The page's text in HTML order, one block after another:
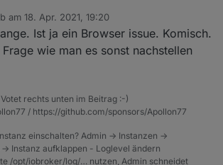
im LXC Container 108 und mein
Testsystem im Container 3108 parallel
Die beiden Systeme haben verschiedene
Sobald ich ioBroker in mein
stoppe läuft ioBroker im
eine Idee in welche Richtung ich
muss, damit ich die beiden Systeme
laufen lassen kan?
Issue:
github.com/ioBroker/ioBroker.admin/issues
am 18. Apr. 2021, 19:20
editiert von
Ist ja ein Browser issue. Komisch.
wie man es sonst nachstellen
rechts unten im Beitrag :-)
/ https://github.com/sponsors/Apollon77
einschalten? Admin -> Instanzen ->
> Instanz aufklappen - Loglevel ändern
/opt/iobroker/log/… nutzen, Admin schneidet